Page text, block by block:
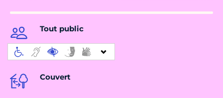
Tout public
Couvert